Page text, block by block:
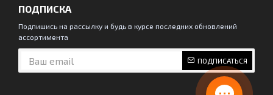
ПОДПИСКА
Подпишись на рассылку и будь в курсе последних обновлений
ассортимента
ПОДПИСАТЬСЯ